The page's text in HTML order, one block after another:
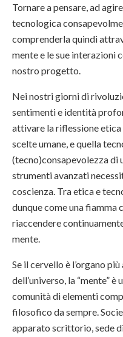
Tornare a pensare, ad
tecnologica
comprenderla quindi
mente e le sue interazioni
nostro progetto.
Nei nostri giorni di
sentimenti e identità
attivare la riflessione
scelte umane, e quella
(tecno)consapevolezza di
strumenti avanzati
coscienza. Tra etica e
dunque come una fiamma
riaccendere
mente.
Se il cervello è l’organo
dell’universo, la “mente”
comunità di elementi
filosofico da sempre.
apparato scrittorio, sede